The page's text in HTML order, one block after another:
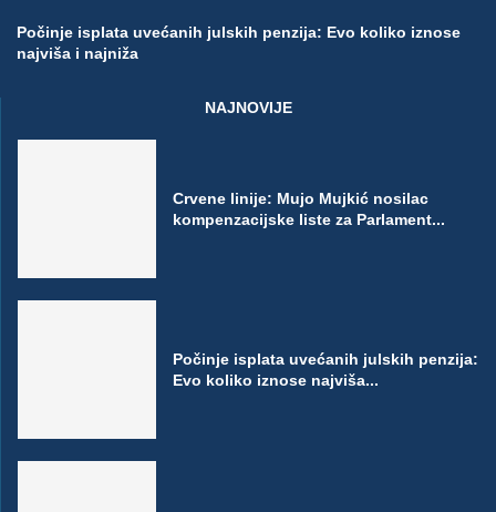
Počinje isplata uvećanih julskih penzija: Evo koliko iznose
najviša i najniža
NAJNOVIJE
Crvene linije: Mujo Mujkić nosilac
kompenzacijske liste za Parlament...
Počinje isplata uvećanih julskih penzija:
Evo koliko iznose najviša...